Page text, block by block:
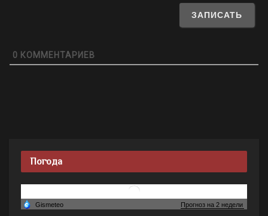
0 КОММЕНТАРИЕВ
Погода